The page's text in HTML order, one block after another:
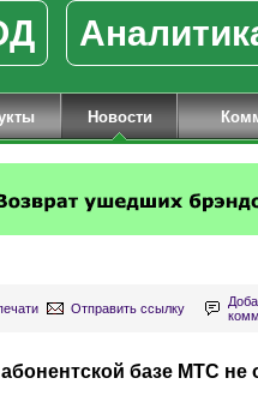
Новости
Отправить ссылку
базе МТС не